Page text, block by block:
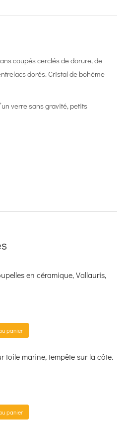
coupés cerclés de dorure, de
dorés. Cristal de bohème
verre sans gravité, petits
en céramique, Vallauris,
panier
toile marine, tempête sur la côte.
panier